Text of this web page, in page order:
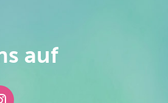
auf